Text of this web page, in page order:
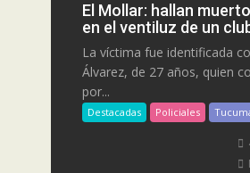
El Mollar: hallan
en el ventiluz de un
La víctima fue identificada
Álvarez, de 27 años, quien
por...
Destacadas Policiales